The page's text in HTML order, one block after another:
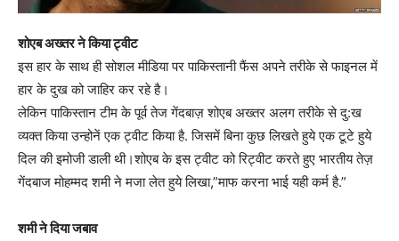
शोएब अख्तर ने किया ट्वीट
इस हार के साथ ही सोशल मीडिया पर पाकिस्तानी फैंस अपने तरीके से फाइनल में
हार के दुख को जाहिर कर रहे है।
लेकिन पाकिस्तान टीम के पूर्व तेज गेंदबाज़ शोएब अख्तर अलग तरीके से दु:ख
व्यक्त किया उन्होनें एक ट्वीट किया है. जिसमें बिना कुछ लिखते हुये एक टूटे हुये
दिल की इमोजी डाली थी।शोएब के इस ट्वीट को रिट्वीट करते हुए भारतीय तेज़
गेंदबाज मोहम्मद शमी ने मजा लेत हुये लिखा,”माफ करना भाई यही कर्म है.”
शमी ने दिया जबाव